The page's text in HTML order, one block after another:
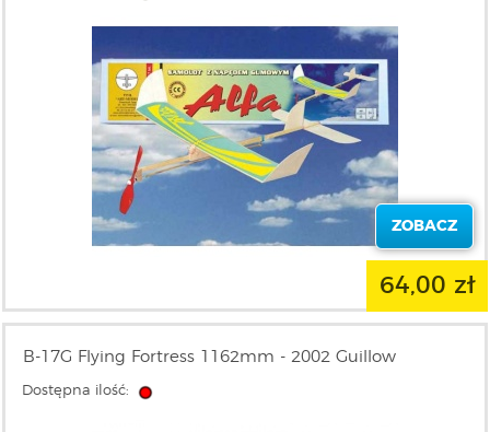
ZOBACZ
64,00 zł
B-17G Flying Fortress 1162mm - 2002 Guillow
Dostępna ilość: